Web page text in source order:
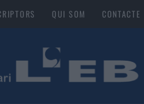
QUI SOM CONTACTE